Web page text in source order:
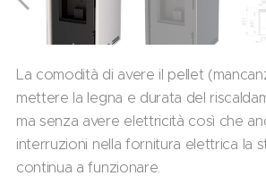
La comodità di avere il pellet
mettere la legna e durata del
ma senza avere elettricità così che
interruzioni nella fornitura elettrica la
continua a funzionare.